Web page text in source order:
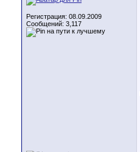
Регистрация: 08.09.2009
Сообщений: 3,117